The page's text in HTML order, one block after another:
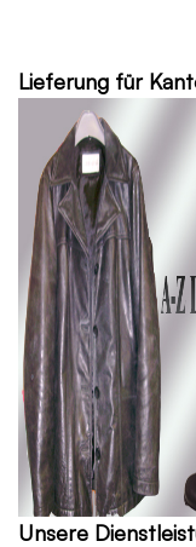
Lieferung für
Unsere